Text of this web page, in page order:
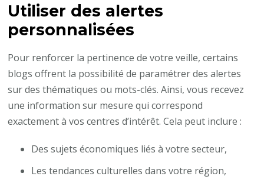
Utiliser des alertes
personnalisées
Pour renforcer la pertinence de votre veille, certains
blogs offrent la possibilité de paramétrer des alertes
sur des thématiques ou mots-clés. Ainsi, vous recevez
une information sur mesure qui correspond
exactement à vos centres d’intérêt. Cela peut inclure :
Des sujets économiques liés à votre secteur,
Les tendances culturelles dans votre région,